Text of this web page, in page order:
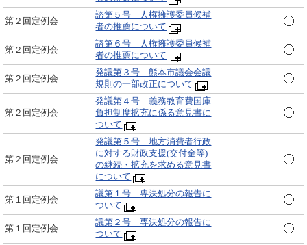
第２回定例会
諮第５号 人権擁護委員候補
者の推薦について
第２回定例会
諮第６号 人権擁護委員候補
者の推薦について
第２回定例会
発議第３号 熊本市議会会議
規則の一部改正について
第２回定例会
発議第４号 義務教育費国庫
負担制度拡充に係る意見書に
ついて
第２回定例会
発議第５号 地方消費者行政
に対する財政支援(交付金等)
の継続・拡充を求める意見書
について
第１回定例会
議第１号 専決処分の報告に
ついて
第１回定例会
議第２号 専決処分の報告に
ついて